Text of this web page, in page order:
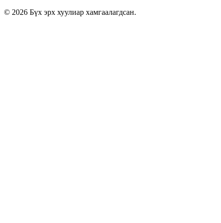
© 2026 Бүх эрх хуулиар хамгаалагдсан.